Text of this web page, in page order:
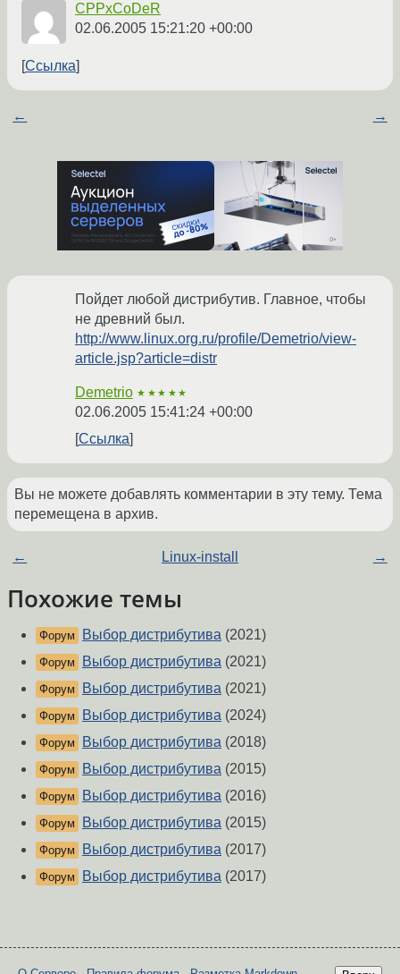
CPPxCoDeR
02.06.2005 15:21:20 +00:00
Ссылка
← →
Пойдет любой дистрибутив. Главное, чтобы
не древний был.
http://www.linux.org.ru/profile/Demetrio/view-
article.jsp?article=distr
Demetrio ★★★★★
02.06.2005 15:41:24 +00:00
Ссылка
Вы не можете добавлять комментарии в эту тему. Тема
перемещена в архив.
← Linux-install →
Похожие темы
Форум Выбор дистрибутива (2021)
Форум Выбор дистрибутива (2021)
Форум Выбор дистрибутива (2021)
Форум Выбор дистрибутива (2024)
Форум Выбор дистрибутива (2018)
Форум Выбор дистрибутива (2015)
Форум Выбор дистрибутива (2016)
Форум Выбор дистрибутива (2015)
Форум Выбор дистрибутива (2017)
Форум Выбор дистрибутива (2017)